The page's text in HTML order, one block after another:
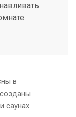
в
саунах.